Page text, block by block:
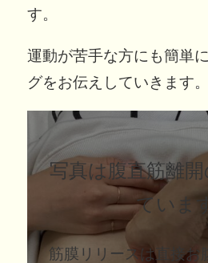
す。
運動が苦手な方にも簡単
グをお伝えしていきます。
写真は腹直筋離開
ていま
筋膜リリースは直接お